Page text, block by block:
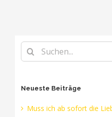
Suche
nach:
Neueste Beiträge
Muss ich ab sofort die